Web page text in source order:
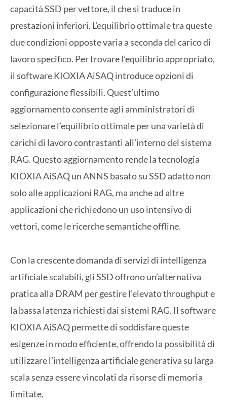
capacità SSD per vettore, il che si traduce in
prestazioni inferiori. L’equilibrio ottimale tra queste
due condizioni opposte varia a seconda del carico di
lavoro specifico. Per trovare l’equilibrio appropriato,
il software KIOXIA AiSAQ introduce opzioni di
configurazione flessibili. Quest’ultimo
aggiornamento consente agli amministratori di
selezionare l’equilibrio ottimale per una varietà di
carichi di lavoro contrastanti all’interno del sistema
RAG. Questo aggiornamento rende la tecnologia
KIOXIA AiSAQ un ANNS basato su SSD adatto non
solo alle applicazioni RAG, ma anche ad altre
applicazioni che richiedono un uso intensivo di
vettori, come le ricerche semantiche offline.
Con la crescente domanda di servizi di intelligenza
artificiale scalabili, gli SSD offrono un’alternativa
pratica alla DRAM per gestire l’elevato throughput e
la bassa latenza richiesti dai sistemi RAG. Il software
KIOXIA AiSAQ permette di soddisfare queste
esigenze in modo efficiente, offrendo la possibilità di
utilizzare l’intelligenza artificiale generativa su larga
scala senza essere vincolati da risorse di memoria
limitate.